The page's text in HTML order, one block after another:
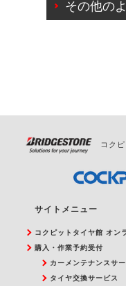
ご来店予約日の3
の日時変更につ
その他の
コク
サイトメニュー
コクピットタイヤ館 オン
購入・作業予約受付
カーメンテナンスサ
タイヤ交換サービス